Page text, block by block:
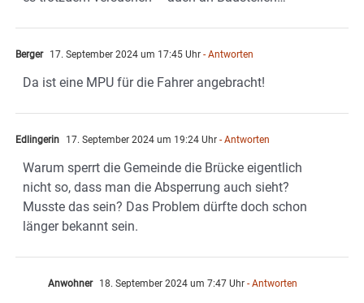
Berger 17. September 2024 um 17:45 Uhr - Antworten
Da ist eine MPU für die Fahrer angebracht!
Edlingerin 17. September 2024 um 19:24 Uhr - Antworten
Warum sperrt die Gemeinde die Brücke eigentlich
nicht so, dass man die Absperrung auch sieht?
Musste das sein? Das Problem dürfte doch schon
länger bekannt sein.
Anwohner 18. September 2024 um 7:47 Uhr - Antworten